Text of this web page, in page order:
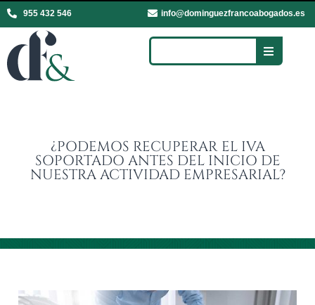
955 432 546 info@dominguezfrancoabogados.es
¿PODEMOS RECUPERAR EL IVA
SOPORTADO ANTES DEL INICIO DE
NUESTRA ACTIVIDAD EMPRESARIAL?